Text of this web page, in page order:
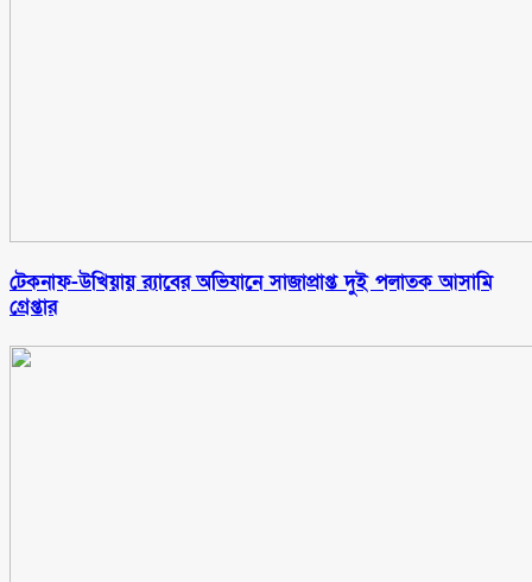
টেকনাফ-উখিয়ায় র‌্যাবের অভিযানে সাজাপ্রাপ্ত দুই পলাতক আসামি
গ্রেপ্তার